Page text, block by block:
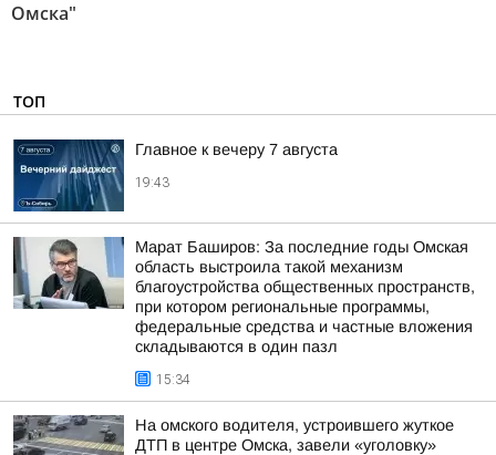
Омска"
ТОП
Главное к вечеру 7 августа
19:43
Марат Баширов: За последние годы Омская
область выстроила такой механизм
благоустройства общественных пространств,
при котором региональные программы,
федеральные средства и частные вложения
складываются в один пазл
15:34
На омского водителя, устроившего жуткое
ДТП в центре Омска, завели «уголовку»